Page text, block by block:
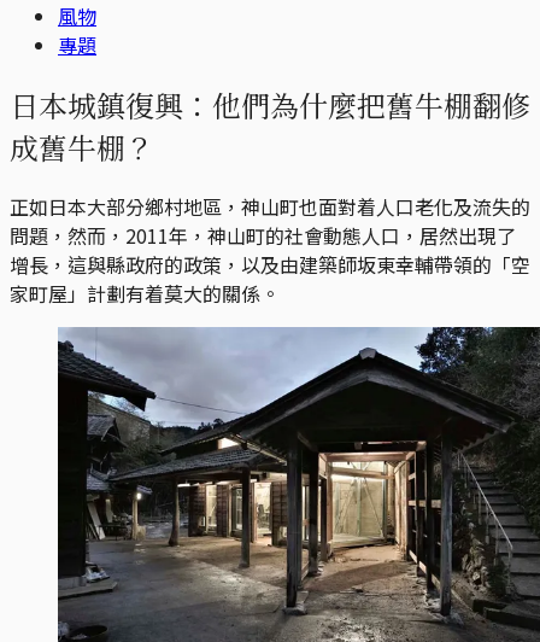
風物
專題
日本城鎮復興：他們為什麼把舊牛棚翻修
成舊牛棚？
正如日本大部分鄉村地區，神山町也面對着人口老化及流失的
問題，然而，2011年，神山町的社會動態人口，居然出現了
增長，這與縣政府的政策，以及由建築師坂東幸輔帶領的「空
家町屋」計劃有着莫大的關係。